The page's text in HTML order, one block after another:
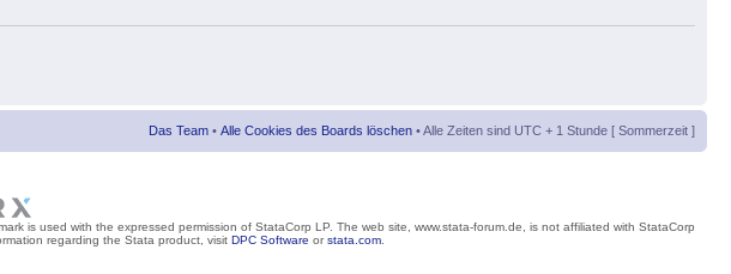
Das Team • Alle Cookies des Boards löschen • Alle Zeiten sind UTC + 1 Stunde [ Sommerzeit ]
is used with the expressed permission of StataCorp LP. The web site, www.stata-forum.de, is not affiliated with StataCorp
regarding the Stata product, visit DPC Software orstata.com